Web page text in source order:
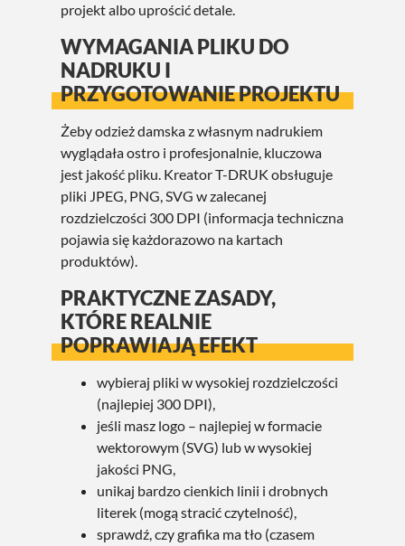
projekt albo uprościć detale.
WYMAGANIA PLIKU DO
NADRUKU I
PRZYGOTOWANIE PROJEKTU
Żeby odzież damska z własnym nadrukiem
wyglądała ostro i profesjonalnie, kluczowa
jest jakość pliku. Kreator T-DRUK obsługuje
pliki JPEG, PNG, SVG w zalecanej
rozdzielczości 300 DPI (informacja techniczna
pojawia się każdorazowo na kartach
produktów).
PRAKTYCZNE ZASADY,
KTÓRE REALNIE
POPRAWIAJĄ EFEKT
wybieraj pliki w wysokiej rozdzielczości
(najlepiej 300 DPI),
jeśli masz logo – najlepiej w formacie
wektorowym (SVG) lub w wysokiej
jakości PNG,
unikaj bardzo cienkich linii i drobnych
literek (mogą stracić czytelność),
sprawdź, czy grafika ma tło (czasem